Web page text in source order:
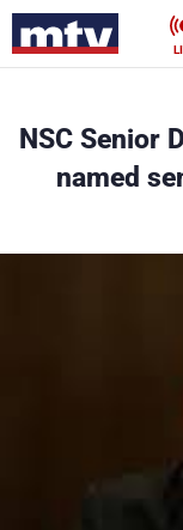
NSC Senior
named